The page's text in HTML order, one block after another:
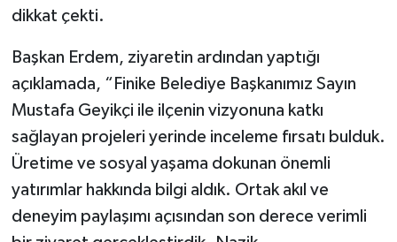
dikkat çekti.
Başkan Erdem, ziyaretin ardından yaptığı
açıklamada, “Finike Belediye Başkanımız Sayın
Mustafa Geyikçi ile ilçenin vizyonuna katkı
sağlayan projeleri yerinde inceleme fırsatı bulduk.
Üretime ve sosyal yaşama dokunan önemli
yatırımlar hakkında bilgi aldık. Ortak akıl ve
deneyim paylaşımı açısından son derece verimli